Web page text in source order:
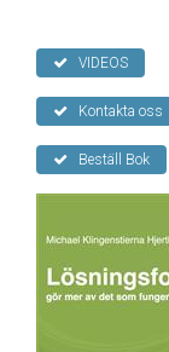
VIDEOS
Kontakta oss
Beställ Bok